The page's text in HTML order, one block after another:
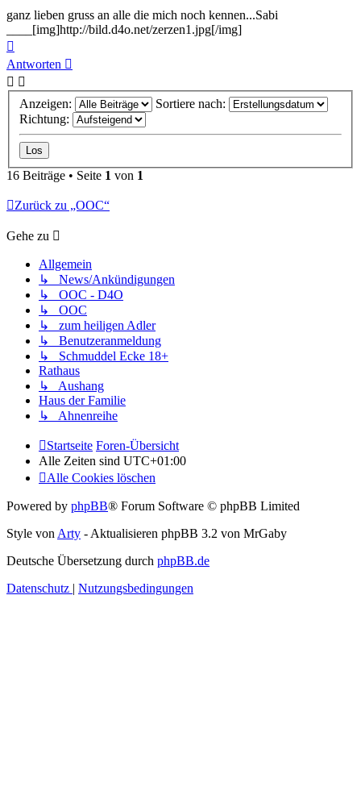
ganz lieben gruss an alle die mich noch kennen...Sabi
____[img]http://bild.d4o.net/zerzen1.jpg[/img]
oben
Antworten
Anzeigen:
Sortiere nach:
Richtung:
16 Beiträge • Seite 1 von 1
Zurück zu „OOC“
Gehe zu
Allgemein
↳ News/Ankündigungen
↳ OOC - D4O
↳ OOC
↳ zum heiligen Adler
↳ Benutzeranmeldung
↳ Schmuddel Ecke 18+
Rathaus
↳ Aushang
Haus der Familie
↳ Ahnenreihe
Startseite Foren-Übersicht
Alle Zeiten sind UTC+01:00
Alle Cookies löschen
Powered by phpBB® Forum Software © phpBB Limited
Style von Arty - Aktualisieren phpBB 3.2 von MrGaby
Deutsche Übersetzung durch phpBB.de
Datenschutz | Nutzungsbedingungen